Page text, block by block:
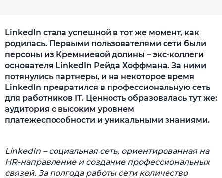
LinkedIn стала успешной в тот же момент, как
родилась. Первыми пользователями сети были
персоны из Кремниевой долины – экс-коллеги
основателя LinkedIn Рейда Хоффмана. За ними
потянулись партнеры, и на некоторое время
LinkedIn превратился в профессиональную сеть
для работников IT. Ценность образовалась тут же:
аудитория с высоким уровнем
платежеспособности и уникальными знаниями.
LinkedIn – социальная сеть, ориентированная на
HR-направление и создание профессиональных
связей. За полгода работы сети количество